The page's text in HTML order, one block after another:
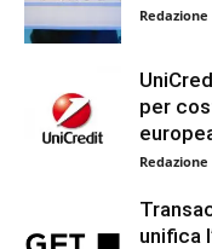
per
unifica